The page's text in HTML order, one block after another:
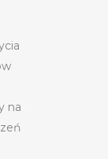
na